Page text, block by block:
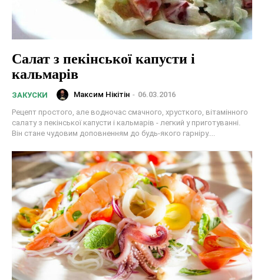
Салат з пекінської капусти і
кальмарів
ЗАКУСКИ Максим Нікітін - 06.03.2016
Рецепт простого, але водночас смачного, хрусткого, вітамінного
салату з пекінської капусти і кальмарів - легкий у приготуванні.
Він стане чудовим доповненням до будь-якого гарніру....